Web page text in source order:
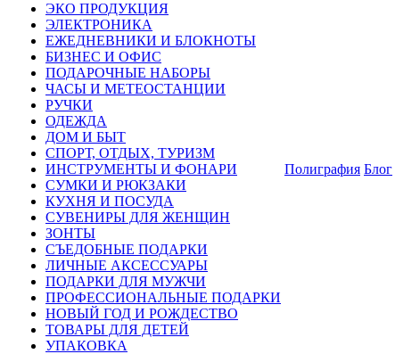
ЭКО ПРОДУКЦИЯ
ЭЛЕКТРОНИКА
ЕЖЕДНЕВНИКИ И БЛОКНОТЫ
БИЗНЕС И ОФИС
ПОДАРОЧНЫЕ НАБОРЫ
ЧАСЫ И МЕТЕОСТАНЦИИ
РУЧКИ
ОДЕЖДА
ДОМ И БЫТ
СПОРТ, ОТДЫХ, ТУРИЗМ
ИНСТРУМЕНТЫ И ФОНАРИ
СУМКИ И РЮКЗАКИ
КУХНЯ И ПОСУДА
СУВЕНИРЫ ДЛЯ ЖЕНЩИН
ЗОНТЫ
СЪЕДОБНЫЕ ПОДАРКИ
ЛИЧНЫЕ АКСЕССУАРЫ
ПОДАРКИ ДЛЯ МУЖЧИ
ПРОФЕССИОНАЛЬНЫЕ ПОДАРКИ
НОВЫЙ ГОД И РОЖДЕСТВО
ТОВАРЫ ДЛЯ ДЕТЕЙ
УПАКОВКА
Полиграфия Блог